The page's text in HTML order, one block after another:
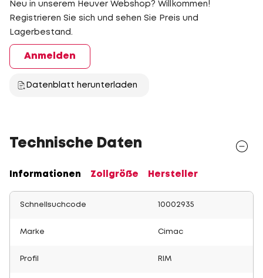
Neu in unserem Heuver Webshop? Willkommen!
Registrieren Sie sich und sehen Sie Preis und
Lagerbestand.
Anmelden
Datenblatt herunterladen
Technische Daten
Informationen Zollgröße Hersteller
Schnellsuchcode 10002935
Marke Cimac
Profil RIM